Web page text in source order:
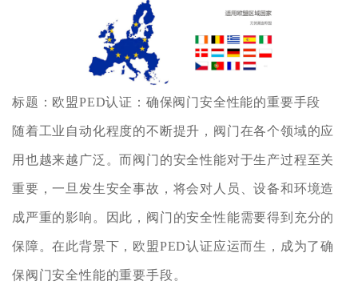
标题：欧盟PED认证：确保阀门安全性能的重要手段
随着工业自动化程度的不断提升，阀门在各个领域的应
用也越来越广泛。而阀门的安全性能对于生产过程至关
重要，一旦发生安全事故，将会对人员、设备和环境造
成严重的影响。因此，阀门的安全性能需要得到充分的
保障。在此背景下，欧盟PED认证应运而生，成为了确
保阀门安全性能的重要手段。